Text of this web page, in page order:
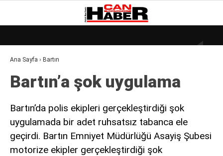
18.4°
GALERİ
DÜNYA
GÜNDEM
KÜLÜR – SANAT
Ana Sayfa › Bartın
Bartın’a şok uygulama
Bartın’da polis ekipleri gerçekleştirdiği şok
uygulamada bir adet ruhsatsız tabanca ele
geçirdi. Bartın Emniyet Müdürlüğü Asayiş Şubesi
motorize ekipler gerçekleştirdiği şok